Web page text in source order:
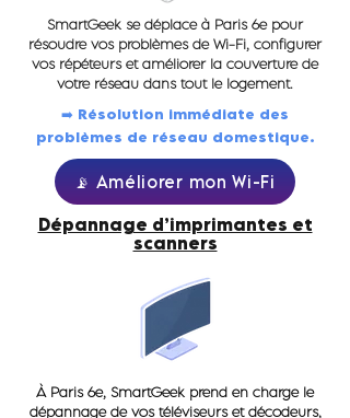
SmartGeek se déplace à Paris 6e pour
résoudre vos problèmes de Wi-Fi, configurer
vos répéteurs et améliorer la couverture de
votre réseau dans tout le logement.
➡️ Résolution immédiate des
problèmes de réseau domestique.
📡 Améliorer mon Wi-Fi
Dépannage d’imprimantes et
scanners
À Paris 6e, SmartGeek prend en charge le
dépannage de vos téléviseurs et décodeurs,